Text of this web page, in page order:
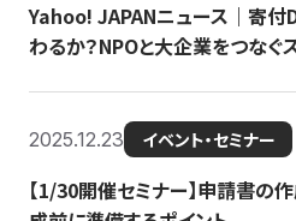
Yahoo! JAPANニュース｜寄
わるか？NPOと大企業をつなぐ
2025.12.23 イベント・セミナー
【1/30開催セミナー】申請書の